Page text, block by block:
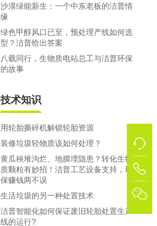
沙漠绿能新生：一个中东老板的洁普情
缘
绿色甲醇风口已至，预处理产线如何选
型？洁普给出答案
八载同行，生物质电站总工与洁普环保
的故事
技术知识
用轮胎撕碎机解锁轮胎资源
装修垃圾轻物质该如何处理？
黄瓜秧堆沟烂、地膜埋隐患？转化生物
质颗粒有妙招！洁普工艺设备支持，环
保赚钱两不误
生活垃圾的另一种处置技术
洁普智能化如何保证废旧轮胎处置生产
线的运行?
